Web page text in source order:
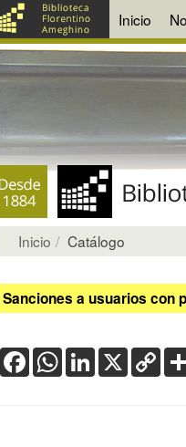
Inicio
Inicio Catálogo
Sanciones a usuarios con
FacebookWhatsApp
LinkedIn
X
Link